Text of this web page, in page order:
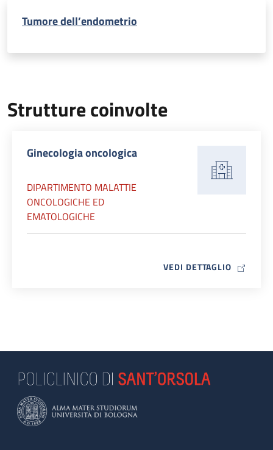
Tumore dell’endometrio
Strutture coinvolte
Ginecologia oncologica
DIPARTIMENTO MALATTIE
ONCOLOGICHE ED
EMATOLOGICHE
VEDI DETTAGLIO MAP ICON